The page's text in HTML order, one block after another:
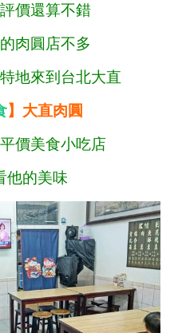
價還算不錯
肉圓店不多
地來到台北大直
】大直肉圓
價美食小吃店
他的美味